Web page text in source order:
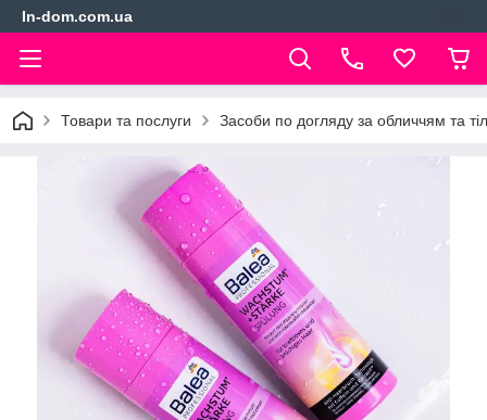
In-dom.com.ua
Товари та послуги Засоби по догляду за обличчям та